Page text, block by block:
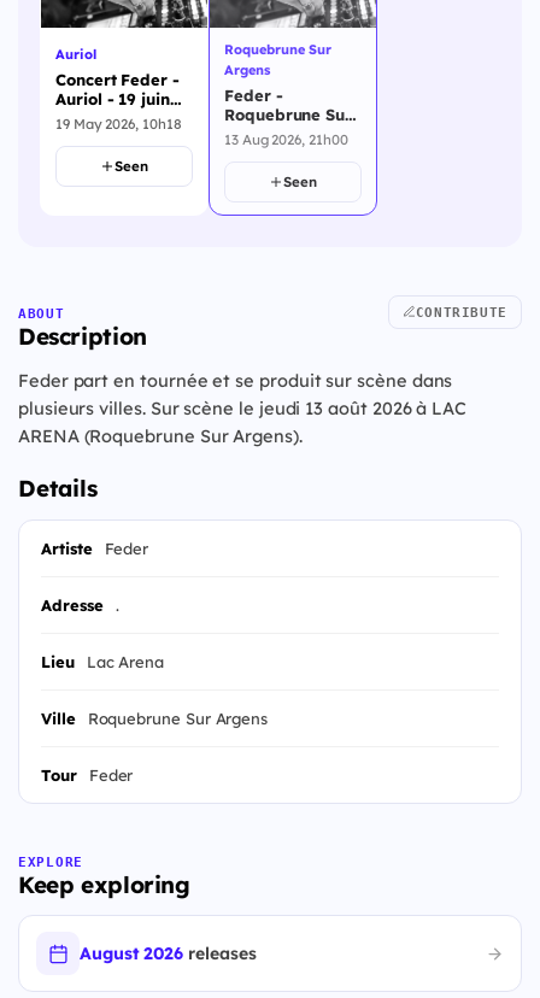
Auriol
Concert Feder -
Auriol - 19 juin
2026
19 May 2026, 10h18
Seen
Roquebrune Sur
Argens
Feder -
Roquebrune Sur
Argens - 13 août
13 Aug 2026, 21h00
Seen
ABOUT
Description
CONTRIBUTE
Feder part en tournée et se produit sur scène dans
plusieurs villes. Sur scène le jeudi 13 août 2026 à LAC
ARENA (Roquebrune Sur Argens).
Details
Artiste Feder
Adresse .
Lieu Lac Arena
Ville Roquebrune Sur Argens
Tour Feder
EXPLORE
Keep exploring
August 2026 releases